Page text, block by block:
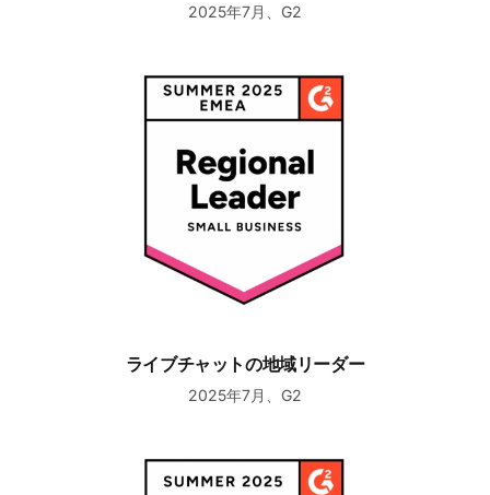
2025年7月、G2
ライブチャットの地域リーダー
ライブチャットの地域リーダー
2025年7月、G2
ヘルプデスクの高パフォーマー